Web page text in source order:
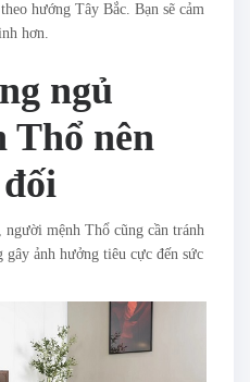
hướng Tây Bắc. Bạn sẽ cảm
hơn.
ngủ
Thổ nên
mệnh Thổ cũng cần tránh
ảnh hưởng tiêu cực đến sức